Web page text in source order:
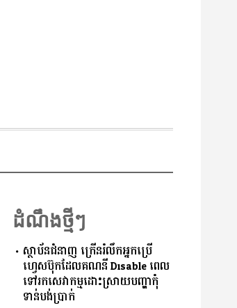
ដំណឹងថ្មីៗ
ស្ថាប័នជំនាញ ក្រើនរំលឹកអ្នកប្រើ
ហ្វេសប៊ុកដែលគណនី Disable ពេល
ទៅរកសេវាកម្មដោះស្រាយបញ្ហាកុំ
ទាន់បង់ប្រាក់